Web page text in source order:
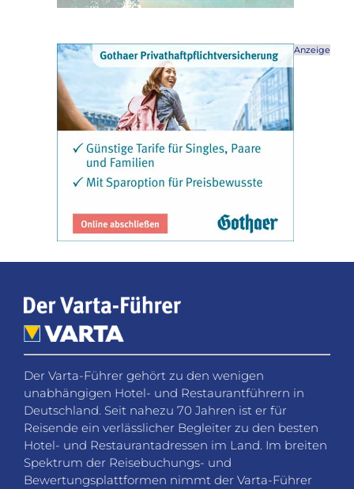
Anzeige
Der Varta-Führer gehört zu den wenigen
unabhängigen Hotel- und Restaurantführern in
Deutschland. Seit nahezu 70 Jahren ist er für
Reisende ein verlässlicher Begleiter zu den besten
Hotel- und Restaurantadressen im Land. Im breiten
Spektrum der Reisebuchungs- und
Bewertungsplattformen nimmt der Varta-Führer